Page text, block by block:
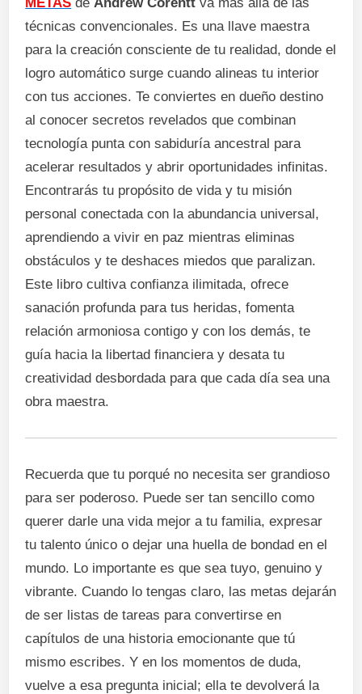
técnicas convencionales. Es una llave maestra
para la creación consciente de tu realidad, donde el
logro automático surge cuando alineas tu interior
con tus acciones. Te conviertes en dueño destino
al conocer secretos revelados que combinan
tecnología punta con sabiduría ancestral para
acelerar resultados y abrir oportunidades infinitas.
Encontrarás tu propósito de vida y tu misión
personal conectada con la abundancia universal,
aprendiendo a vivir en paz mientras eliminas
obstáculos y te deshaces miedos que paralizan.
Este libro cultiva confianza ilimitada, ofrece
sanación profunda para tus heridas, fomenta
relación armoniosa contigo y con los demás, te
guía hacia la libertad financiera y desata tu
creatividad desbordada para que cada día sea una
obra maestra.
Recuerda que tu porqué no necesita ser grandioso
para ser poderoso. Puede ser tan sencillo como
querer darle una vida mejor a tu familia, expresar
tu talento único o dejar una huella de bondad en el
mundo. Lo importante es que sea tuyo, genuino y
vibrante. Cuando lo tengas claro, las metas dejarán
de ser listas de tareas para convertirse en
capítulos de una historia emocionante que tú
mismo escribes. Y en los momentos de duda,
vuelve a esa pregunta inicial; ella te devolverá la